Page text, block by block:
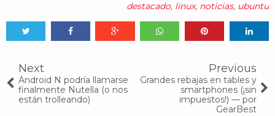
destacado, linux, noticias, ubuntu
Next
Android N podría llamarse
finalmente Nutella (o nos
están trolleando)
Previous
Grandes rebajas en tables y
smartphones (¡sin
impuestos!) — por
GearBest